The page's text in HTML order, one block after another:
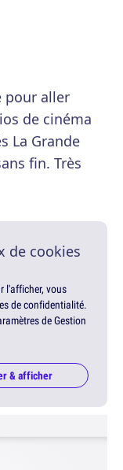
pour aller
de cinéma
La Grande
fin. Très
de cookies
l'afficher, vous
de confidentialité.
de Gestion
& afficher